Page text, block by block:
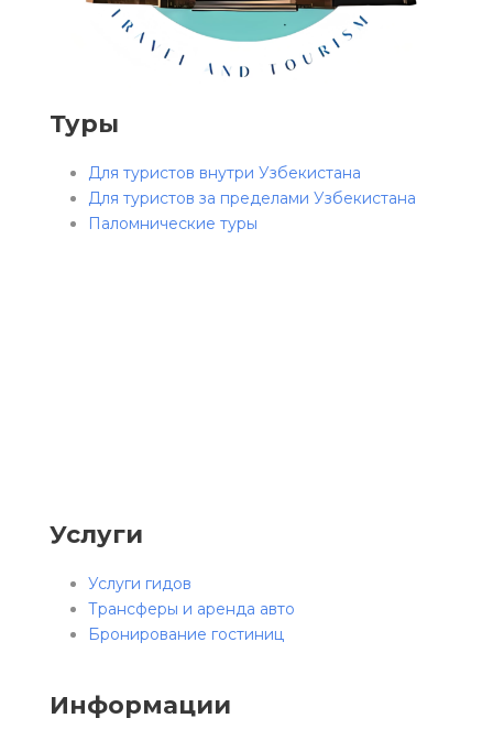
Туры
Для туристов внутри Узбекистана
Для туристов за пределами Узбекистана
Паломнические туры
Услуги
Услуги гидов
Трансферы и аренда авто
Бронирование гостиниц
Информации